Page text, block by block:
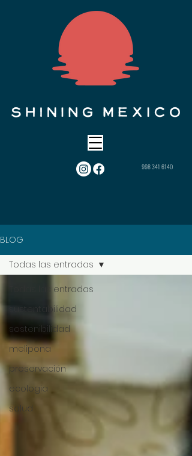
998 341 6140
BLOG
Todas las entradas
sustentabilidad
sostenibilidad
melipona
preservación
ecologia
salud
Todas las entradas